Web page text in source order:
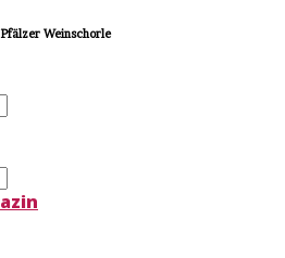
Weinschorle